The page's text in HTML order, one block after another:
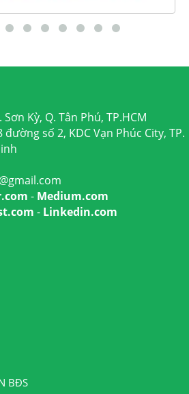
Sơn Kỳ, Q. Tân Phú, TP.HCM
đường số 2, KDC Vạn Phúc City, TP.
- Medium.com
- Linkedin.com
BĐS